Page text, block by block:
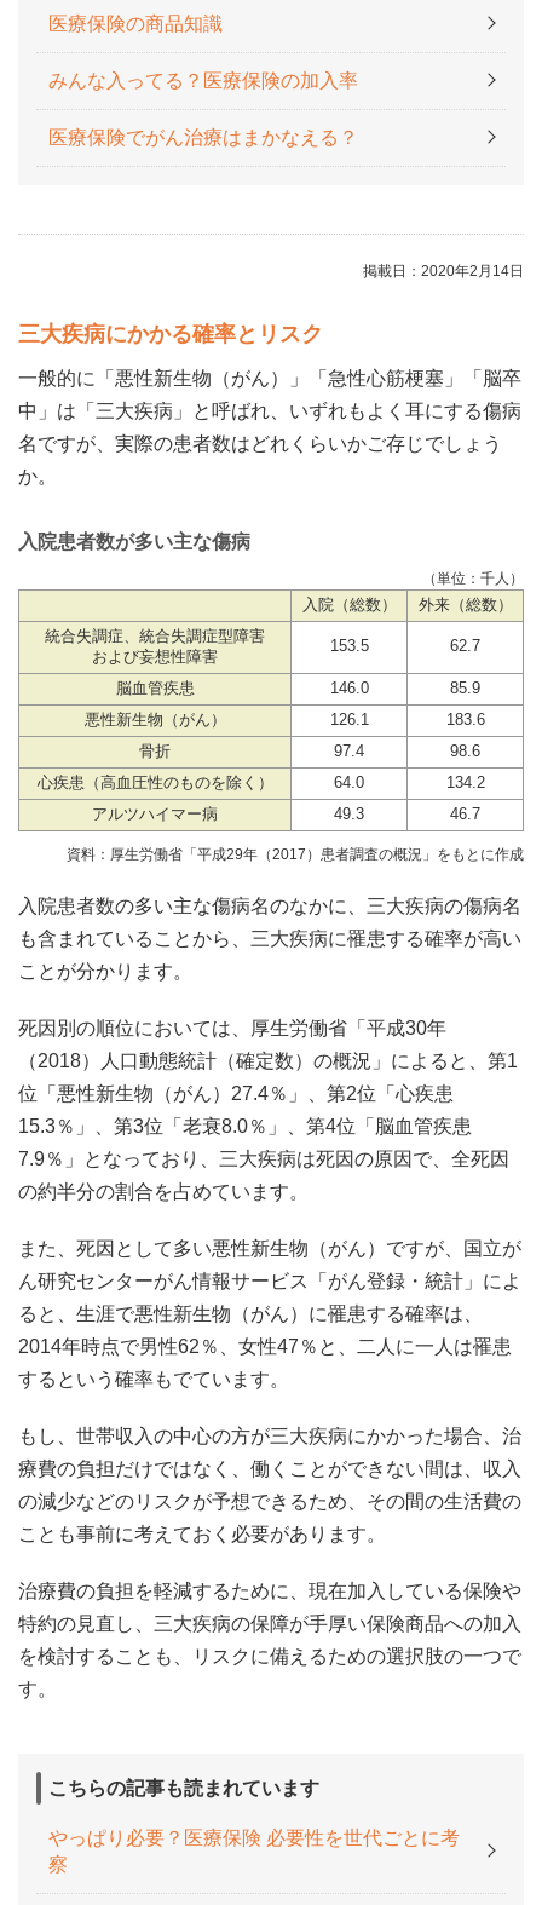
医療保険の商品知識
みんな入ってる？医療保険の加入率
医療保険でがん治療はまかなえる？
掲載日：2020年2月14日
三大疾病にかかる確率とリスク
一般的に「悪性新生物（がん）」「急性心筋梗塞」「脳卒
中」は「三大疾病」と呼ばれ、いずれもよく耳にする傷病
名ですが、実際の患者数はどれくらいかご存じでしょう
か。
入院患者数が多い主な傷病
（単位：千人）
入院（総数）
外来（総数）
統合失調症、統合失調症型障害
および妄想性障害
153.5 62.7
脳血管疾患 146.0
85.9
悪性新生物（がん）
126.1
183.6
骨折
97.4
98.6
心疾患（高血圧性のものを除く）
64.0
134.2
アルツハイマー病
49.3 46.7
資料：厚生労働省「平成29年（2017）患者調査の概況」をもとに作成
入院患者数の多い主な傷病名のなかに、三大疾病の傷病名
も含まれていることから、三大疾病に罹患する確率が高い
ことが分かります。
死因別の順位においては、厚生労働省「平成30年
（2018）人口動態統計（確定数）の概況」によると、第1
位「悪性新生物（がん）27.4％」、第2位「心疾患
15.3％」、第3位「老衰8.0％」、第4位「脳血管疾患
7.9％」となっており、三大疾病は死因の原因で、全死因
の約半分の割合を占めています。
また、死因として多い悪性新生物（がん）ですが、国立が
ん研究センターがん情報サービス「がん登録・統計」によ
ると、生涯で悪性新生物（がん）に罹患する確率は、
2014年時点で男性62％、女性47％と、二人に一人は罹患
するという確率もでています。
もし、世帯収入の中心の方が三大疾病にかかった場合、治
療費の負担だけではなく、働くことができない間は、収入
の減少などのリスクが予想できるため、その間の生活費の
ことも事前に考えておく必要があります。
治療費の負担を軽減するために、現在加入している保険や
特約の見直し、三大疾病の保障が手厚い保険商品への加入
を検討することも、リスクに備えるための選択肢の一つで
す。
こちらの記事も読まれています
やっぱり必要？医療保険 必要性を世代ごとに考
察